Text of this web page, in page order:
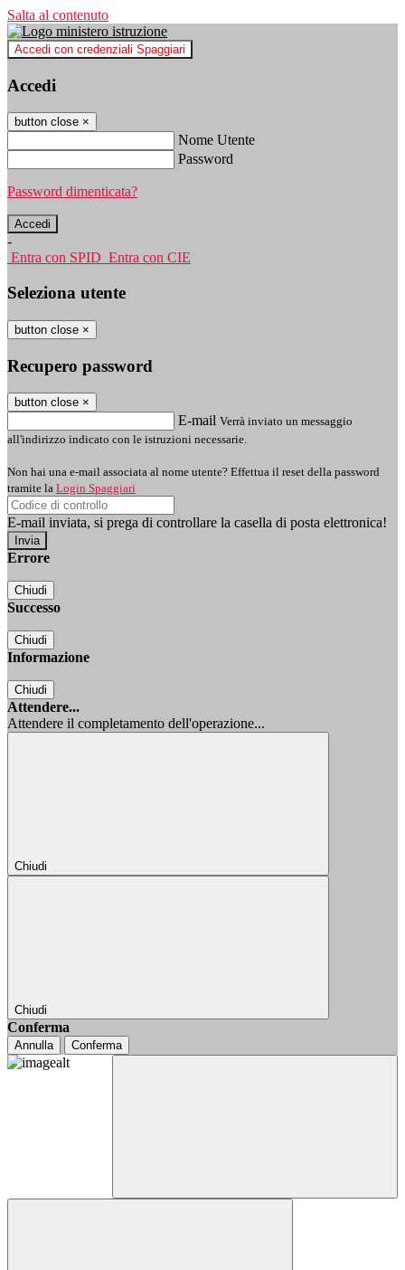
Salta al contenuto
Accedi con credenziali Spaggiari
Accedi
button close ×
Nome Utente
Password
Password dimenticata?
-
Entra con SPID Entra con CIE
Seleziona utente
button close ×
Recupero password
button close ×
E-mail Verrà inviato un messaggio
all'indirizzo indicato con le istruzioni necessarie.
Non hai una e-mail associata al nome utente? Effettua il reset della password
tramite la Login Spaggiari
E-mail inviata, si prega di controllare la casella di posta elettronica!
Errore
Chiudi
Successo
Chiudi
Informazione
Chiudi
Attendere...
Attendere il completamento dell'operazione...
Chiudi
Chiudi
Conferma
Annulla Conferma